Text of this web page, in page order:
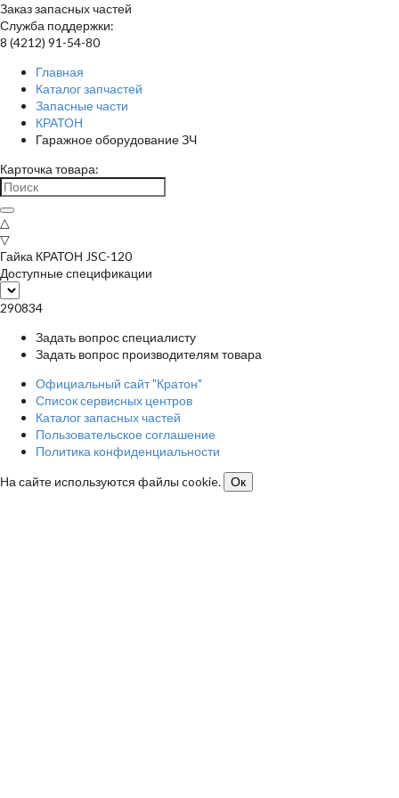
Заказ запасных частей
Служба поддержки:
8 (4212) 91-54-80
Главная
Каталог запчастей
Запасные части
КРАТОН
Гаражное оборудование ЗЧ
Карточка товара:
△
▽
Гайка КРАТОН JSC-120
Доступные спецификации
290834
Задать вопрос специалисту
Задать вопрос производителям товара
Официальный сайт "Кратон"
Список сервисных центров
Каталог запасных частей
Пользовательское соглашение
Политика конфиденциальности
На сайте используются файлы cookie.
Ок